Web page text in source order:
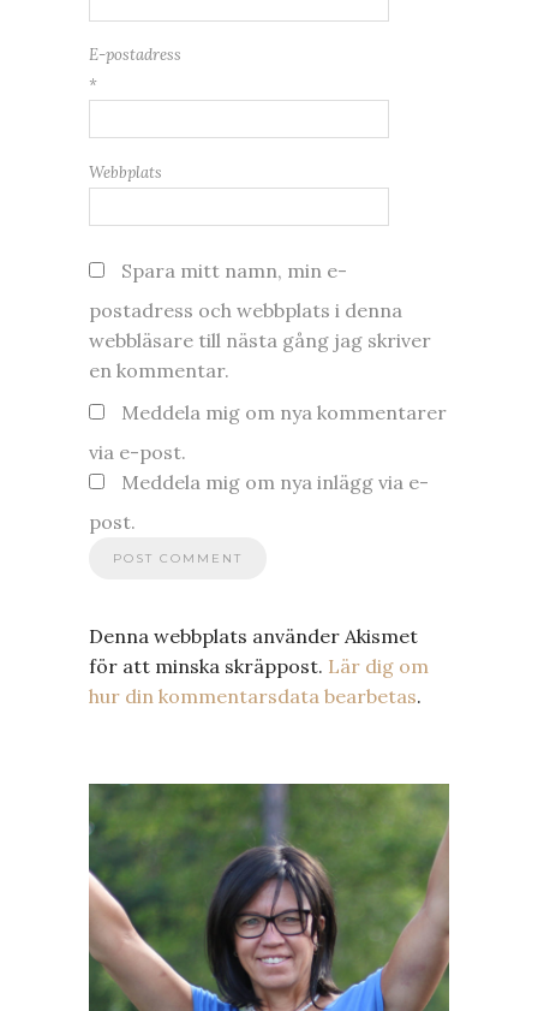
E-postadress
*
Webbplats
Spara mitt namn, min e-
postadress och webbplats i denna
webbläsare till nästa gång jag skriver
en kommentar.
Meddela mig om nya kommentarer
via e-post.
Meddela mig om nya inlägg via e-
post.
Denna webbplats använder Akismet
för att minska skräppost. Lär dig om
hur din kommentarsdata bearbetas.